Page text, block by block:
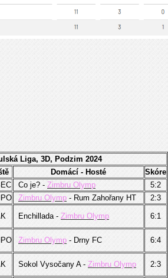
Liga, 3D, Podzim 2024
Domácí - Hosté
Skóre
Co je? - Zimbru Olymp
5:2
Zimbru Olymp - Rum Zahořany HT 2:3
Enchillada - Zimbru Olymp 6:1
Zimbru Olymp - Drny FC 6:4
Sokol Vysočany A - Zimbru Olymp 2:3